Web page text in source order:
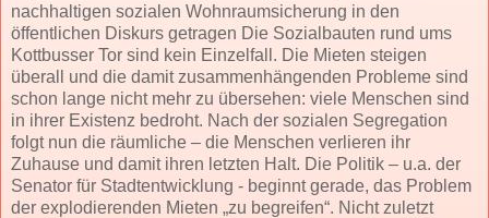
nachhaltigen sozialen Wohnraumsicherung in den
öffentlichen Diskurs getragen Die Sozialbauten rund ums
Kottbusser Tor sind kein Einzelfall. Die Mieten steigen
überall und die damit zusammenhängenden Probleme sind
schon lange nicht mehr zu übersehen: viele Menschen sind
in ihrer Existenz bedroht. Nach der sozialen Segregation
folgt nun die räumliche – die Menschen verlieren ihr
Zuhause und damit ihren letzten Halt. Die Politik – u.a. der
Senator für Stadtentwicklung - beginnt gerade, das Problem
der explodierenden Mieten „zu begreifen“. Nicht zuletzt